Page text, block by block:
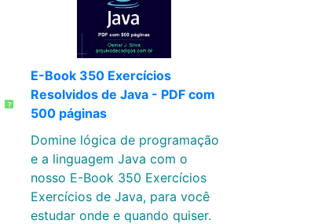
?
E-Book 350 Exercícios
Resolvidos de Java - PDF com
500 páginas
Domine lógica de programação
e a linguagem Java com o
nosso E-Book 350 Exercícios
Exercícios de Java, para você
estudar onde e quando quiser.